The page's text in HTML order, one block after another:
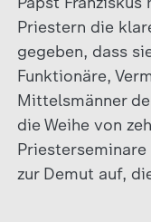
Priestern die
gegeben, dass
Funktionäre,
Mittelsmänner
die Weihe von
zur Demut auf,